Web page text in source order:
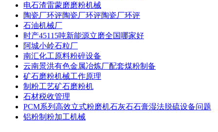
电石渣雷蒙磨磨粉机械
陶瓷厂环评陶瓷厂环评陶瓷厂环评
石油机械厂
时产45115吨新能源立磨全国哪家好
阿城小岭石粒厂
南汇化工原料粉碎设备
云南景洪有色金属冶炼厂配套煤粉制备
矿石磨粉机械工作原理
制粉工艺矿石磨粉机
石材税收管理
PCM系列高效立式粉磨机石灰石石膏湿法脱硫设备问题
铝粉制粉加工机械